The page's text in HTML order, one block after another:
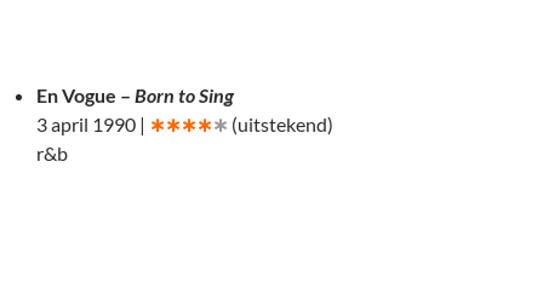
En Vogue – Born to Sing
3 april 1990 | ∗∗∗∗∗ (uitstekend)
r&b